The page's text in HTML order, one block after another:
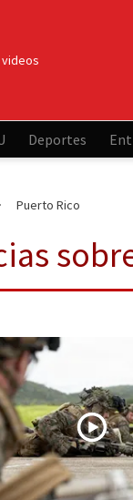
videos
Deportes
Puerto Rico